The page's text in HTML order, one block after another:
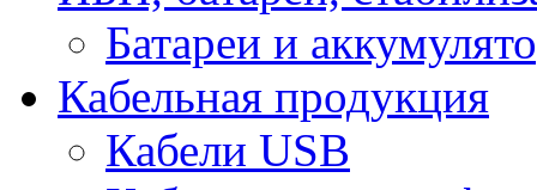
Батареи и
Кабельная продукция
Кабели USB